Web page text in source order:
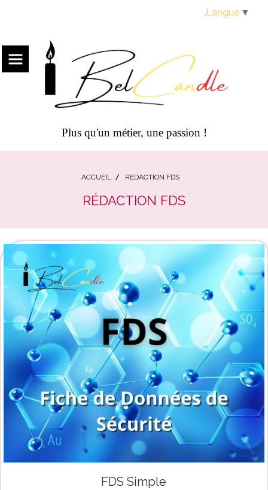
Plus qu'un métier, une passion !
ACCUEIL REDACTION FDS
RÉDACTION FDS
FDS Simple
Langue ▼